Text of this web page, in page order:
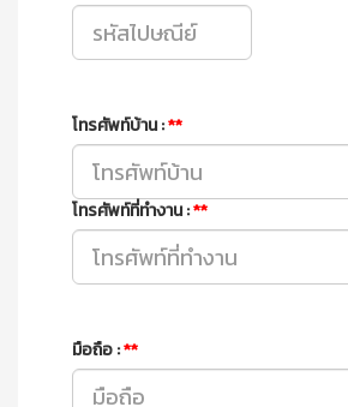
โทรศัพท์บ้าน :**
โทรศัพท์ที่ทำงาน :**
มือถือ :**